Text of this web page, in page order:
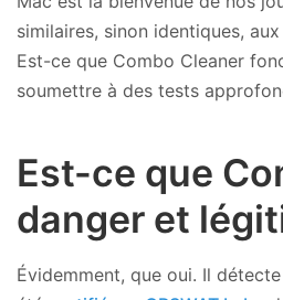
similaires, sinon identiques,
Est-ce que Combo Cleaner
soumettre à des tests
Est-ce que
danger et
Évidemment, que oui. Il